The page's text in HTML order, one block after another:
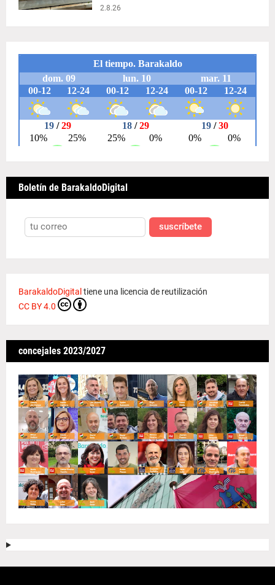
2.8.26
Boletín de BarakaldoDigital
suscríbete
BarakaldoDigital tiene una licencia de reutilización
CC BY 4.0
concejales 2023/2027